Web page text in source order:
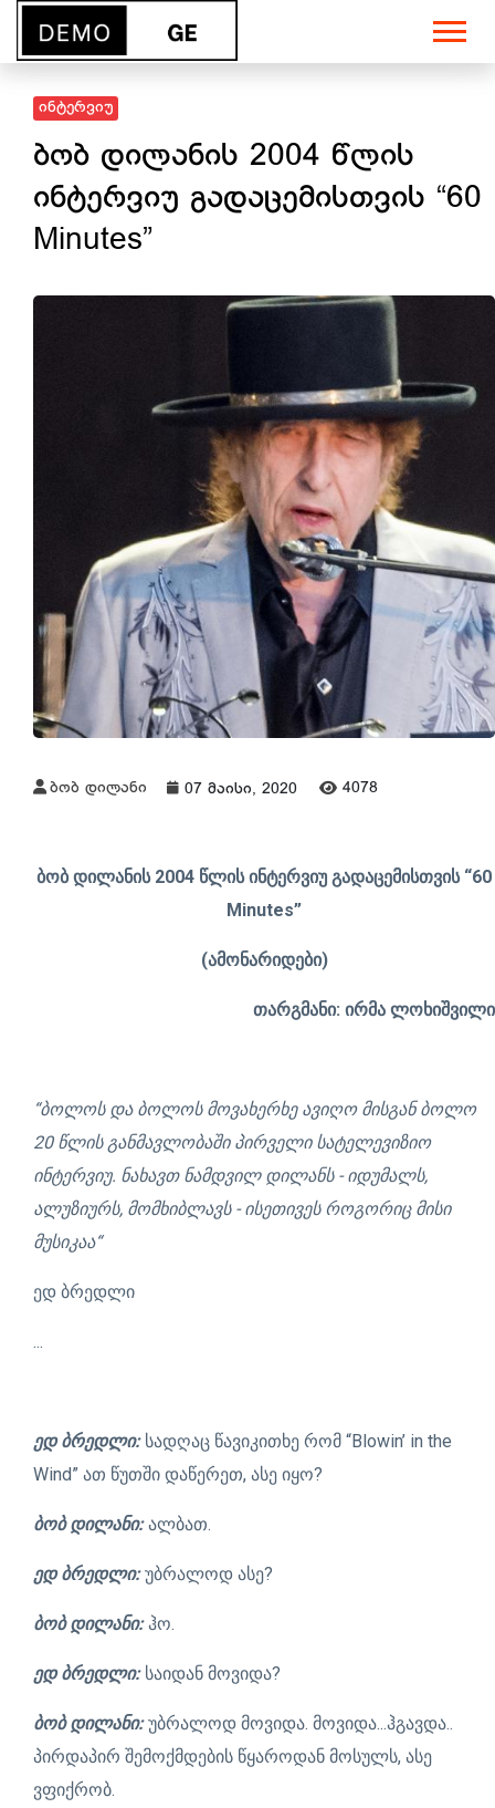
ინტერვიუ
ბობ დილანის 2004 წლის
ინტერვიუ გადაცემისთვის “60
Minutes”
ბობ დილანი 07 მაისი, 2020 4078
ბობ დილანის 2004 წლის ინტერვიუ გადაცემისთვის “60
Minutes”
(ამონარიდები)
თარგმანი: ირმა ლოხიშვილი
“ბოლოს და ბოლოს მოვახერხე ავიღო მისგან ბოლო
20 წლის განმავლობაში პირველი სატელევიზიო
ინტერვიუ. ნახავთ ნამდვილ დილანს - იდუმალს,
ალუზიურს, მომხიბლავს - ისეთივეს როგორიც მისი
მუსიკაა“
ედ ბრედლი
...
ედ ბრედლი:სადღაც წავიკითხე რომ “Blowin’ in the
Wind” ათ წუთში დაწერეთ, ასე იყო?
ბობ დილანი:ალბათ.
ედ ბრედლი:უბრალოდ ასე?
ბობ დილანი:ჰო.
ედ ბრედლი:საიდან მოვიდა?
ბობ დილანი:უბრალოდ მოვიდა. მოვიდა...ჰგავდა..
პირდაპირ შემოქმდების წყაროდან მოსულს, ასე
ვფიქრობ.